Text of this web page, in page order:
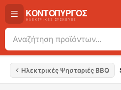
Ηλεκτρικές Ψησταριές BBQ